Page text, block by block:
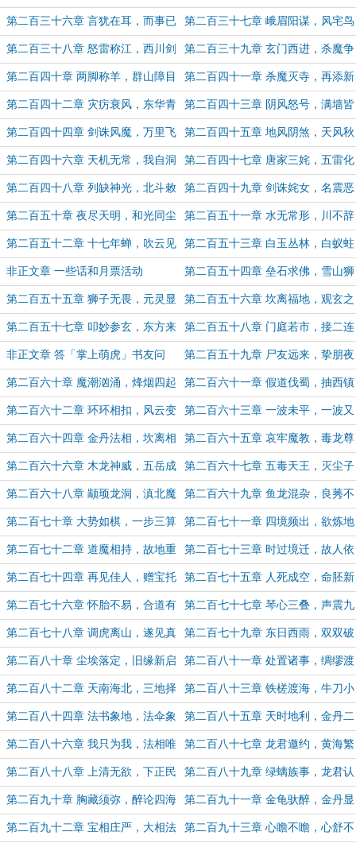
龙 占（第一更，求月票）
第二百三十六章 言犹在耳，而事已
应（加更，补9号少字，求月票~）
第二百三十七章 峨眉阳谋，风宅鸟
神
第二百三十八章 怒雷称江，西川剑
阁
第二百三十九章 玄门西进，杀魔争
功
第二百四十章 两脚称羊，群山障目 第二百四十一章 杀魔灭寺，再添新
煞
第二百四十二章 灾疠衰风，东华青
枢
第二百四十三章 阴风怒号，满墙皆
春
第二百四十四章 剑诛风魔，万里飞
虹
第二百四十五章 地风阴煞，天风秋
露
第二百四十六章 天机无常，我自洞
明
第二百四十七章 唐家三姹，五雷化
煞
第二百四十八章 列缺神光，北斗敕
水
第二百四十九章 剑诛姹女，名震恶
僧
第二百五十章 夜尽天明，和光同尘
（明天就是双倍月票了，求票~）
第二百五十一章 水无常形，川不辞
盈（求月票~）
第二百五十二章 十七年蝉，吹云见
金（求月票~）
第二百五十三章 白玉丛林，白蚁蛀
地（月末求月票~）
非正文章 一些话和月票活动 第二百五十四章 垒石求佛，雪山狮
驮（5.6K字求票，大家节日快乐！）
第二百五十五章 狮子无畏，元灵显
威（月初求票~）
第二百五十六章 坎离福地，观玄之
观（月初求票~）
第二百五十七章 叩妙参玄，东方来
客（求票~假期陪家人，更新较晚，
抱歉）
第二百五十八章 门庭若市，接二连
三（求月票~）
非正文章 答「掌上萌虎」书友问 第二百五十九章 尸友远来，挚朋夜
话（求月票~）
第二百六十章 魔潮汹涌，烽烟四起
（双倍月票最后一天，求月票~）
第二百六十一章 假道伐蜀，抽西镇
南（第一更，恭喜地仙破百万字~）
第二百六十二章 环环相扣，风云变
幻（第二更）
第二百六十三章 一波未平，一波又
起（第一更，求月票）
第二百六十四章 金丹法相，坎离相
济（第二更，求月票）
第二百六十五章 哀牢魔教，毒龙尊
者（书友「藏经老祖」指定角色登
场）
第二百六十六章 木龙神威，五岳成
印
第二百六十七章 五毒天王，灭尘子
现（第一更）
第二百六十八章 颛顼龙洞，滇北魔
窟（第二更求月票~）
第二百六十九章 鱼龙混杂，良莠不
齐（第一更）
第二百七十章 大势如棋，一步三算
（第二更，求月票~）
第二百七十一章 四境频出，欲炼地
书（书友见谅，今天有点忙，4K单
章）
第二百七十二章 道魔相持，故地重
游（第一更）
第二百七十三章 时过境迁，故人依
旧（第二更，求月票~）
第二百七十四章 再见佳人，赠宝托
事（第一更）
第二百七十五章 人死成空，命胚新
结（第二更，求月票~）
第二百七十六章 怀胎不易，合道有
情（第一更）
第二百七十七章 琴心三叠，声震九
皋（第二更，求月票~）
第二百七十八章 调虎离山，遂见真
武（今日4K单章）
第二百七十九章 东日西雨，双双破
境
第二百八十章 尘埃落定，旧缘新启 第二百八十一章 处置诸事，绸缪渡
劫（第一更）
第二百八十二章 天南海北，三地择
一（第二更，求月票~）
第二百八十三章 铁槎渡海，牛刀小
试（今日单章4.6K）
第二百八十四章 法书象地，法伞象
天
第二百八十五章 天时地利，金丹二
洗（月底了，求一下票~）
第二百八十六章 我只为我，法相唯
心（月底求一下月票~）
第二百八十七章 龙君邀约，黄海繁
华（求月票~）
第二百八十八章 上清无欲，下正民
朴（月底求一下月票~）
第二百八十九章 绿螭族事，龙君认
亲（月底求月票~）
第二百九十章 胸藏须弥，醉论四海
（月底求一下月票，谢谢~）
第二百九十一章 金龟驮醉，金丹显
瑞（书友们端午安康，月末求票~）
第二百九十二章 宝相庄严，大相法 第二百九十三章 心瞻不瞻，心舒不